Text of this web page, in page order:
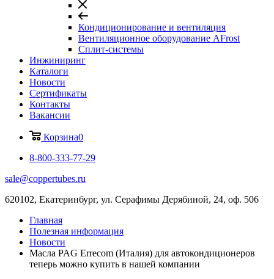
Кондиционирование и вентиляция
Вентиляционное оборудование AFrost
Сплит-системы
Инжиниринг
Каталоги
Новости
Сертификаты
Контакты
Вакансии
Корзина0
8-800-333-77-29
sale@coppertubes.ru
620102, Екатеринбург, ул. Серафимы Дерябиной, 24, оф. 506
Главная
Полезная информация
Новости
Масла PAG Errecom (Италия) для автокондиционеров
теперь можно купить в нашей компании